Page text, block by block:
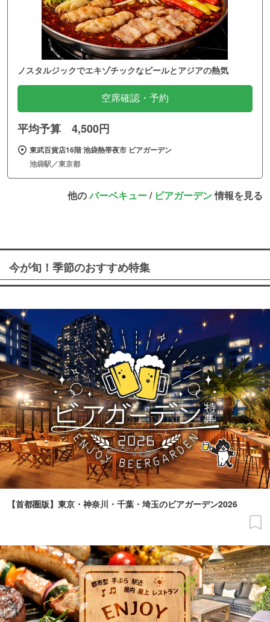
ノスタルジックでエキゾチックなビールとアジアの熱気
空席確認・予約
平均予算 4,500円
東武百貨店16階 池袋熱帯夜市 ビアガーデン
池袋駅／東京都
他のバーベキュー/ ビアガーデン情報を見る
今が旬！季節のおすすめ特集
【首都圏版】東京・神奈川・千葉・埼玉のビアガーデン2026